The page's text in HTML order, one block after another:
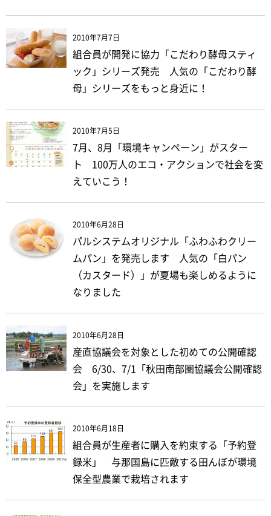
2010年7月7日
組合員が開発に協力「こだわり酵母スティ
ック」シリーズ発売 人気の「こだわり酵
母」シリーズをもっと身近に！
2010年7月5日
7月、8月「環境キャンペーン」がスター
ト 100万人のエコ・アクションで社会を変
えていこう！
2010年6月28日
パルシステムオリジナル「ふわふわクリー
ムパン」を発売します 人気の「白パン
（カスタード）」が夏場も楽しめるように
なりました
2010年6月28日
産直協議会を対象とした初めての公開確認
会 6/30、7/1「秋田南部圏協議会公開確認
会」を実施します
2010年6月18日
組合員が生産者に購入を約束する「予約登
録米」 与那国島に匹敵する田んぼが環境
保全型農業で栽培されます